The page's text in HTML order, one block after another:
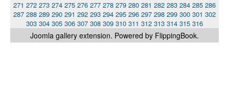
271 272 273 274 275 276 277 278 279 280 281 282 283 284 285 286
287 288 289 290 291 292 293 294 295 296 297 298 299 300 301 302
303 304 305 306 307 308 309 310 311 312 313 314 315 316
Joomla gallery extension. Powered by FlippingBook.